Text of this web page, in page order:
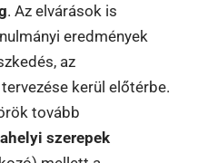
. Az elvárások is
eredmények
az
kerül előtérbe.
tovább
szerepek